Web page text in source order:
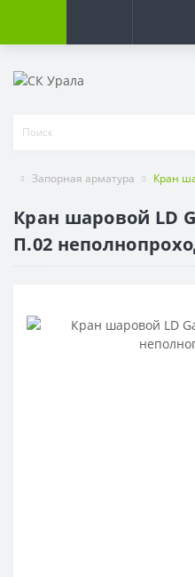
Запорная арматура Кран
Кран шаровой LD
П.02